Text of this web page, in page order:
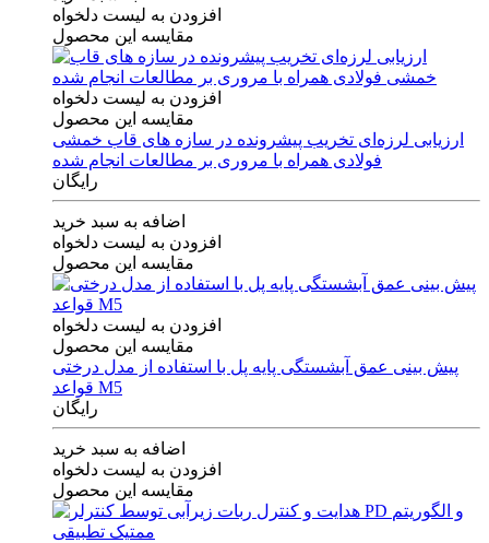
افزودن به لیست دلخواه
مقایسه این محصول
افزودن به لیست دلخواه
مقایسه این محصول
ارزیابی لرزه‌ای تخریب پیشرونده در سازه های قاب خمشی
فولادی همراه با مروری بر مطالعات انجام شده
رایگان
اضافه به سبد خرید
افزودن به لیست دلخواه
مقایسه این محصول
افزودن به لیست دلخواه
مقایسه این محصول
پیش بینی عمق آبشستگی پایه پل با استفاده از مدل درختی
قواعد M5
رایگان
اضافه به سبد خرید
افزودن به لیست دلخواه
مقایسه این محصول